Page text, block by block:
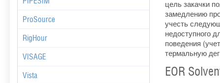
ProSource
RigHour
VISAGE
Vista
цель закачки
замедлению
учесть
недоступного
поведения
термальную
EOR